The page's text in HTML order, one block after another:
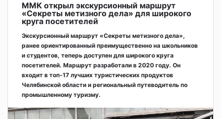
ММК открыл экскурсионный маршрут
«Секреты метизного дела» для широкого
круга посетителей
Экскурсионный маршрут «Секреты метизного дела»,
ранее ориентированный преимущественно на школьников
и студентов, теперь доступен для широкого круга
посетителей. Маршрут разработали в 2020 году. Он
входит в топ-17 лучших туристических продуктов
Челябинской области и региональный путеводитель по
промышленному туризму.